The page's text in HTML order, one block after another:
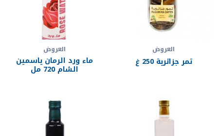
العروض
تمر جزائرية 250 غ
العروض
ماء ورد الرمان ياسمين
الشام 720 مل